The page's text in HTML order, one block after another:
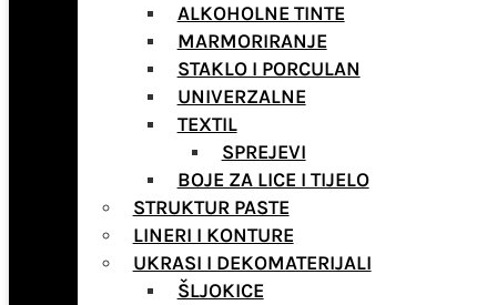
ALKOHOLNE TINTE
MARMORIRANJE
STAKLO I PORCULAN
UNIVERZALNE
TEXTIL
SPREJEVI
BOJE ZA LICE I TIJELO
STRUKTUR PASTE
LINERI I KONTURE
UKRASI I DEKOMATERIJALI
ŠLJOKICE